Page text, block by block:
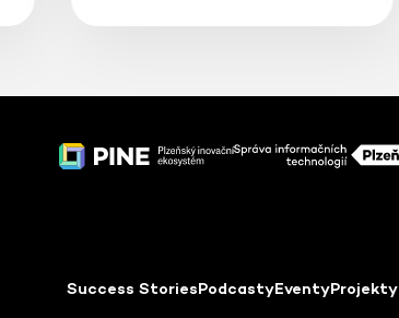
Success StoriesPodcastyEventyProjekty